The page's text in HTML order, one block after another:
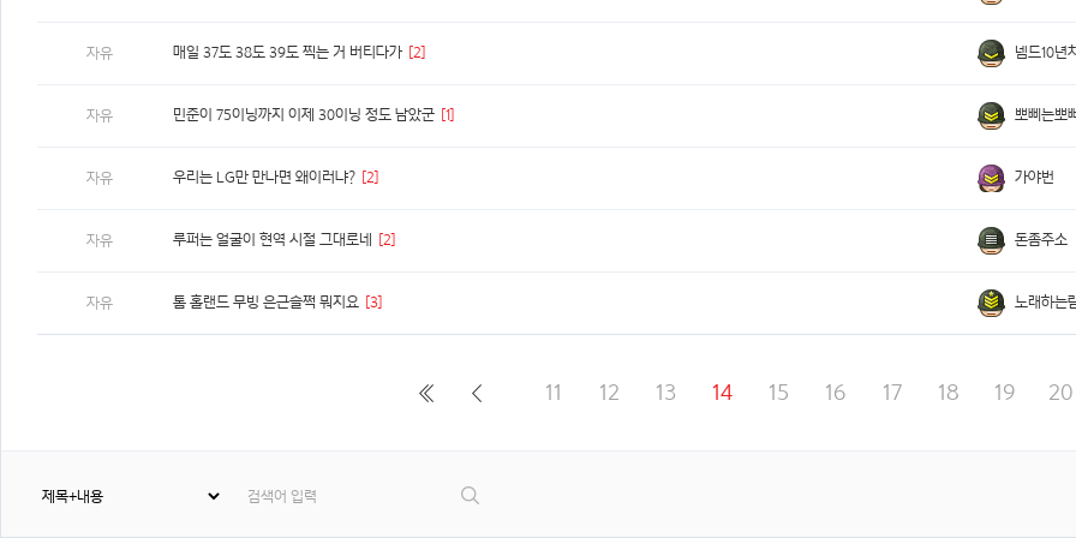
자유 매일 37도 38도 39도 찍는 거 버티다가 [2] 넴드10년
자유 민준이 75이닝까지 이제 30이닝 정도 남았군 [1] 뽀삐는뽀
자유 우리는 LG만 만나면 왜이러냐? [2] 가야번
자유 루퍼는 얼굴이 현역 시절 그대로네 [2] 돈좀주소
자유 톰 홀랜드 무빙 은근슬쩍 뭐지요 [3] 노래하는
11 12 13 14 15 16 17 18 19 20